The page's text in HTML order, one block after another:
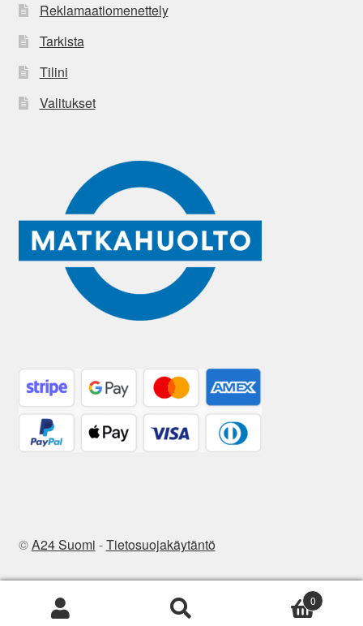
Reklamaatiomenettely
Tarkista
Tilini
Valitukset
©A24 Suomi -Tietosuojakäytäntö
0